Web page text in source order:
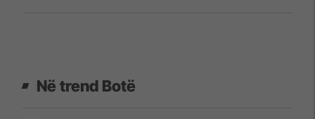
Në trend Botë